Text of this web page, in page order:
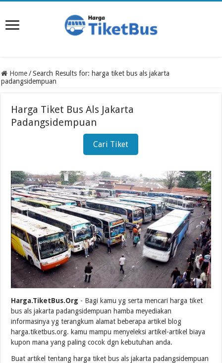
Home / Search Results for: harga tiket bus als jakarta
padangsidempuan
Harga Tiket Bus Als Jakarta
Padangsidempuan
Cari Tiket
Harga.TiketBus.Org - Bagi kamu yg serta mencari harga tiket
bus als jakarta padangsidempuan hamba meyediakan
informasinya yg terangkum alamat beberapa artikel blog
harga.tiketbus.org. kamu mampu menyeleksi artikel-artikel biaya
kupon mana yang paling cocok dgn kebutuhan anda.
Buat artikel tentang harga tiket bus als jakarta padangsidempuan